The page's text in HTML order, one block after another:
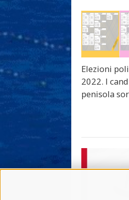
Elezioni
2022. I
penisola